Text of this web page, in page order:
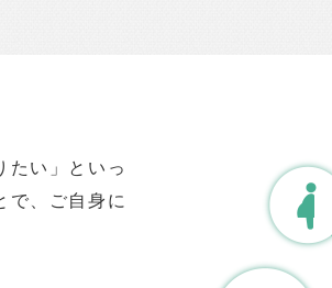
たい」といっ
で、ご自身に